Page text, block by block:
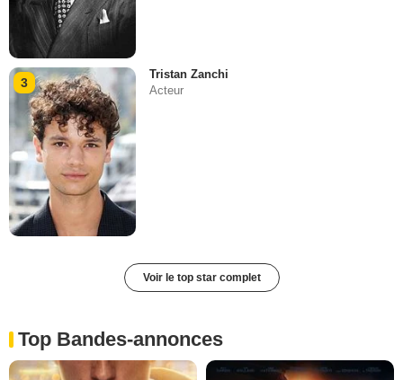
3
Tristan Zanchi
Acteur
Voir le top star complet
Top Bandes-annonces